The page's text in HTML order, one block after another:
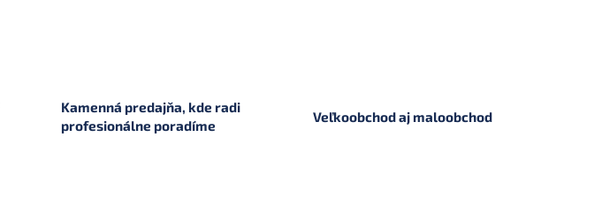
Kamenná predajňa, kde radi
profesionálne poradíme
Veľkoobchod aj maloobchod